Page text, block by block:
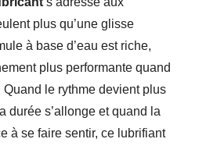
plus qu’une glisse
à base d’eau est riche,
plus performante quand
Quand le rythme devient plus
durée s’allonge et quand la
à se faire sentir, ce lubrifiant